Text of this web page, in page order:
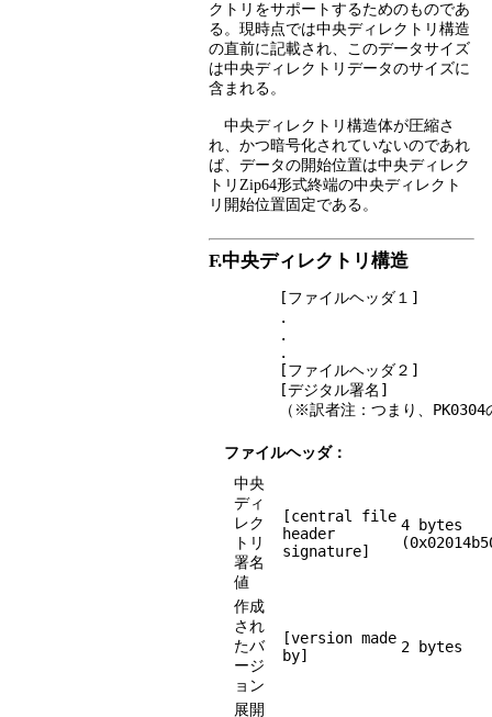
クトリをサポートするためのものであ
る。現時点では中央ディレクトリ構造
の直前に記載され、このデータサイズ
は中央ディレクトリデータのサイズに
含まれる。
中央ディレクトリ構造体が圧縮さ
れ、かつ暗号化されていないのであれ
ば、データの開始位置は中央ディレク
トリZip64形式終端の中央ディレクト
リ開始位置固定である。
F.中央ディレクトリ構造
ファイルヘッダ：
中央
ディ
レク
トリ
署名
値
[central file
header
signature]
4 bytes
作成
され
たバ
ージ
ョン
[version made
by]
2 bytes
展開